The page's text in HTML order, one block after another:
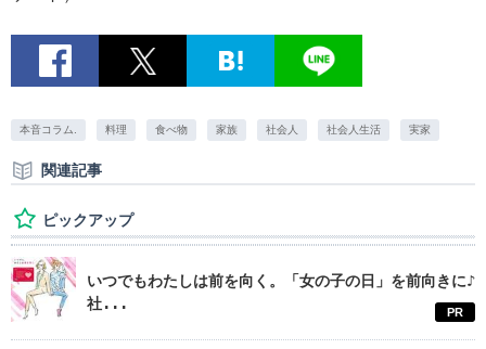
本音コラム. 料理 食べ物 家族 社会人 社会人生活 実家
関連記事
ピックアップ
いつでもわたしは前を向く。「女の子の日」を前向きに♪
社...
PR